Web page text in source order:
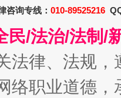
咨询专线： 010-89525216
民/法治/法制/
法律、法规
络职业道德